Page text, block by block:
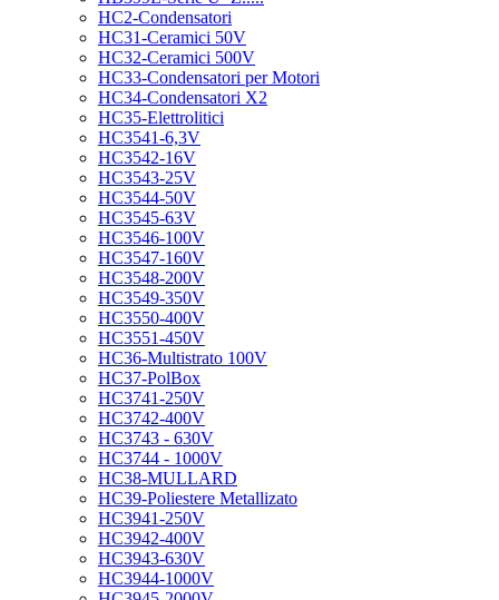
HC2-Condensatori
HC31-Ceramici 50V
HC32-Ceramici 500V
HC33-Condensatori per Motori
HC34-Condensatori X2
HC35-Elettrolitici
HC3541-6,3V
HC3542-16V
HC3543-25V
HC3544-50V
HC3545-63V
HC3546-100V
HC3547-160V
HC3548-200V
HC3549-350V
HC3550-400V
HC3551-450V
HC36-Multistrato 100V
HC37-PolBox
HC3741-250V
HC3742-400V
HC3743 - 630V
HC3744 - 1000V
HC38-MULLARD
HC39-Poliestere Metallizato
HC3941-250V
HC3942-400V
HC3943-630V
HC3944-1000V